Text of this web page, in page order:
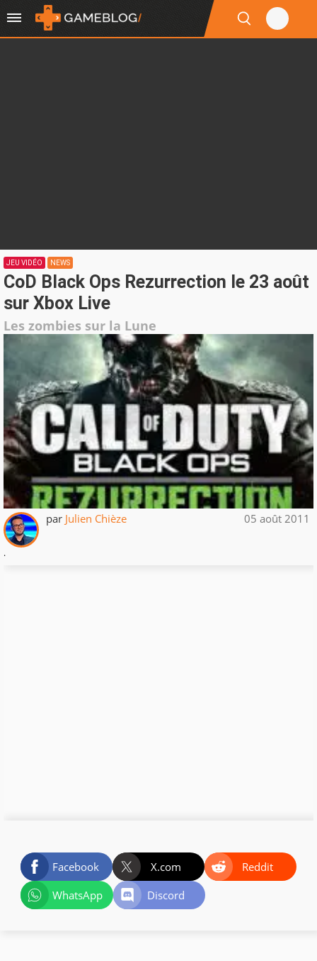
JEU VIDÉO NEWS
CoD Black Ops Rezurrection le 23 août
sur Xbox Live
Les zombies sur la Lune
par Julien Chièze 05 août 2011
.
Facebook X.com
Reddit
WhatsApp
Discord